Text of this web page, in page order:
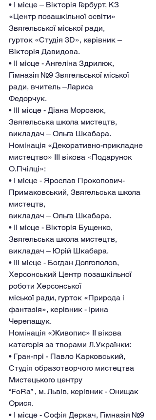
• І місце – Вікторія Гербурт, КЗ
«Центр позашкільної освіти»
Звягельської міської ради,
гурток «Студія 3D», керівник –
Вікторія Давидова.
• ІІ місце - Ангеліна Здрилюк,
Гімназія №9 Звягельської міської
ради, вчитель –Лариса
Федорчук.
• ІІІ місце - Діана Морозюк,
Звягельська школа мистецтв,
викладач – Ольга Шкабара.
Номінація «Декоративно-прикладне
мистецтво» IІІ вікова «Подарунок
О.Пчілці»:
• І місце - Ярослав Прокопович-
Примаковський, Звягельська школа
мистецтв,
викладач – Ольга Шкабара.
• ІІ місце - Вікторія Бущенко,
Звягельська школа мистецтв,
викладач – Юрій Шкабара.
• ІІІ місце - Богдан Долгополов,
Херсонський Центр позашкільної
роботи Херсонської
міської ради, гурток «Природа і
фантазія», керівник - Ірина
Черепащук.
Номінація «Живопис» ІІ вікова
категорія за творами Л.Українки:
• Гран-прі - Павло Карковський,
Студія образотворчого мистецтва
Мистецького центру
“FoRa” , м. Львів, керівник - Онищак
Орися.
• І місце - Софія Деркач, Гімназія №9